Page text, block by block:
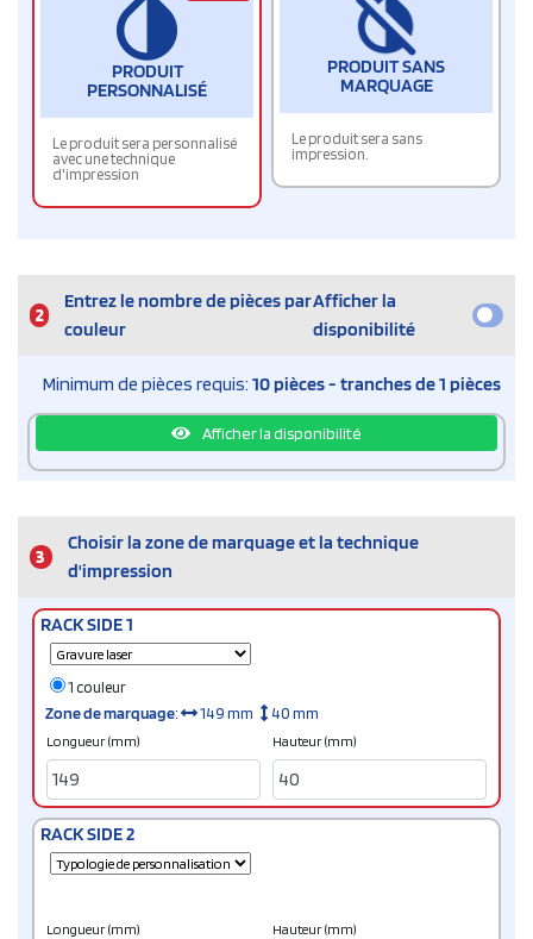
PRODUIT
PERSONNALISÉ
Le produit sera personnalisé
avec une technique
d'impression
PRODUIT SANS
MARQUAGE
Le produit sera sans
impression.
2
Entrez le nombre de pièces par
couleur
Afficher la
disponibilité
Minimum de pièces requis: 10 pièces - tranches de 1 pièces
Afficher la disponibilité
3
Choisir la zone de marquage et la technique
d'impression
RACK SIDE 1
1 couleur
Zone de marquage: 149 mm 40 mm
Longueur (mm) Hauteur (mm)
RACK SIDE 2
Longueur (mm) Hauteur (mm)